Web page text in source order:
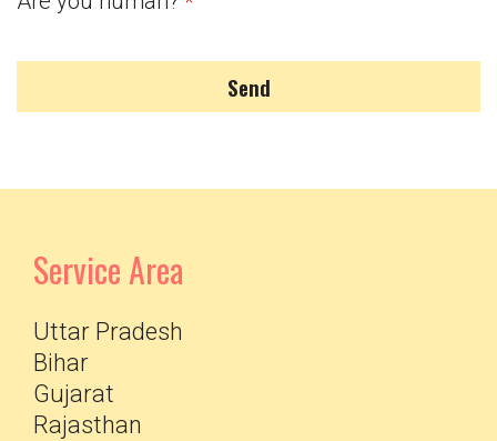
Send
Service Area
Uttar Pradesh
Bihar
Gujarat
Rajasthan